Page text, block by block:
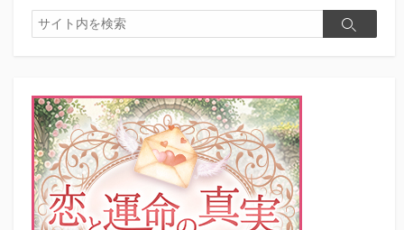
検
索
検